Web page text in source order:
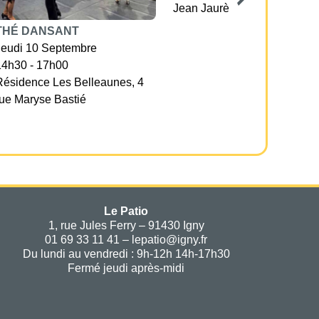
DANSANT
10 Septembre
- 17h00
Les Belleaunes, 4
Maryse Bastié
Jean Jaurès
Le Patio
1, rue Jules Ferry – 91430 Igny
01 69 33 11 41 – lepatio@igny.fr
Du lundi au vendredi : 9h-12h 14h-17h30
Fermé jeudi après-midi